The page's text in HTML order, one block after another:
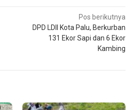
Pos berikutnya
DPD LDII Kota Palu, Berkurban
131 Ekor Sapi dan 6 Ekor
Kambing